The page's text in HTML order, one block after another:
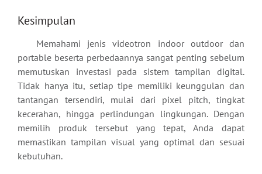
Kesimpulan
Memahami jenis videotron indoor outdoor dan
portable beserta perbedaannya sangat penting sebelum
memutuskan investasi pada sistem tampilan digital.
Tidak hanya itu, setiap tipe memiliki keunggulan dan
tantangan tersendiri, mulai dari pixel pitch, tingkat
kecerahan, hingga perlindungan lingkungan. Dengan
memilih produk tersebut yang tepat, Anda dapat
memastikan tampilan visual yang optimal dan sesuai
kebutuhan.